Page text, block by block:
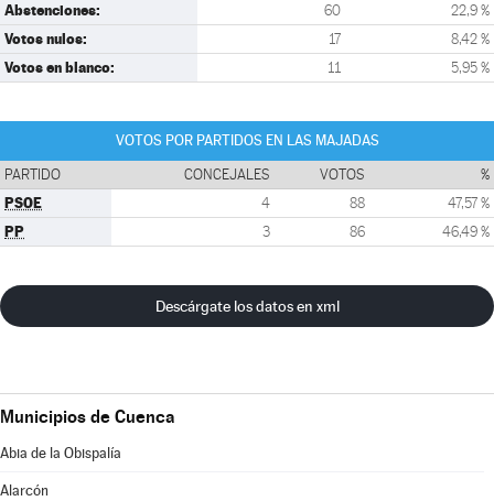
Abstenciones: 60 22,9 %
Votos nulos: 17 8,42 %
Votos en blanco: 11 5,95 %
VOTOS POR PARTIDOS EN LAS MAJADAS
PARTIDO CONCEJALES VOTOS %
PSOE 4 88 47,57 %
PP 3 86 46,49 %
Descárgate los datos en xml
Municipios de Cuenca
Abia de la Obispalía
Alarcón